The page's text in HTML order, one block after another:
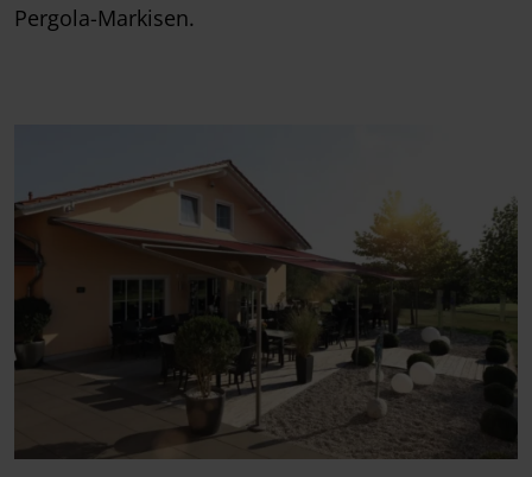
Pergola-Markisen.